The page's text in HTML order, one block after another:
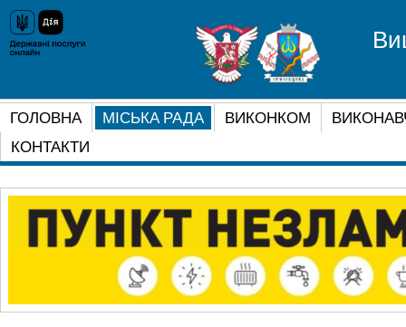
ГОЛОВНА МІСЬКА РАДА ВИКОНКОМ
КОНТАКТИ